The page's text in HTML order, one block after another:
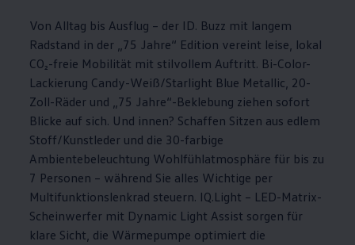
Von Alltag bis Ausflug – der ID. Buzz mit langem
Radstand in der „75 Jahre“ Edition vereint leise, lokal
CO₂-freie Mobilität mit stilvollem Auftritt. Bi-Color-
Lackierung Candy-Weiß/Starlight Blue Metallic, 20-
Zoll-Räder und „75 Jahre“-Beklebung ziehen sofort
Blicke auf sich. Und innen? Schaffen Sitzen aus edlem
Stoff/Kunstleder und die 30-farbige
Ambientebeleuchtung Wohlfühlatmosphäre für bis zu
7 Personen – während Sie alles Wichtige per
Multifunktionslenkrad steuern. IQ.Light – LED-Matrix-
Scheinwerfer mit Dynamic Light Assist sorgen für
klare Sicht, die Wärmepumpe optimiert die